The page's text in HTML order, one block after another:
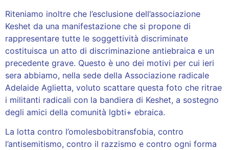
Riteniamo inoltre che l’esclusione dell’associazione
Keshet da una manifestazione che si propone di
rappresentare tutte le soggettività discriminate
costituisca un atto di discriminazione antiebraica e un
precedente grave. Questo è uno dei motivi per cui ieri
sera abbiamo, nella sede della Associazione radicale
Adelaide Aglietta, voluto scattare questa foto che ritrae
i militanti radicali con la bandiera di Keshet, a sostegno
degli amici della comunità lgbti+ ebraica.
La lotta contro l’omolesbobitransfobia, contro
l’antisemitismo, contro il razzismo e contro ogni forma